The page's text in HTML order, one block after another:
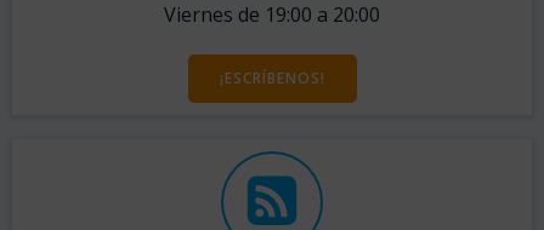
Viernes de 19:00 a 20:00
¡ESCRÍBENOS!